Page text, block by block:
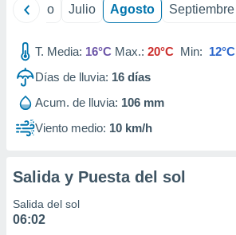
1199
Junio Julio Agosto Septiembre
T. Media: 16°C Max.: 20°C Min: 12°C
Días de lluvia: 16 días
Acum. de lluvia: 106 mm
Viento medio: 10 km/h
Salida y Puesta del sol
Salida del sol
06:02